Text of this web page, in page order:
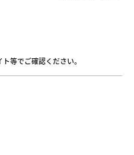
等でご確認ください。